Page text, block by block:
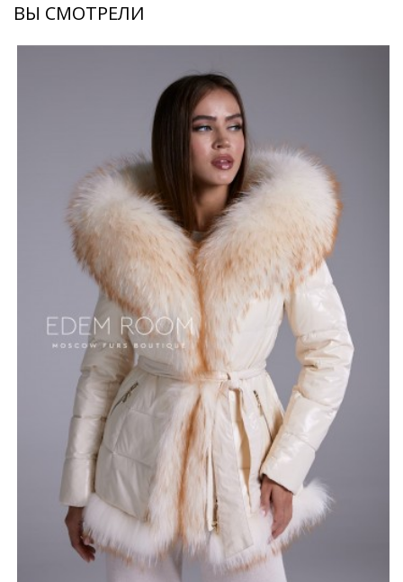
невесомый, отлично отталкивает влагу и сохраняет
всё тепло внутри.
Куртка застегивается на длинную молнию золотого
цвета, она же используется для функционала
карманов. Отделения мало заметны, карманы скрыты и
практические не выделяются. Об их наличии говорят
только декоративные молнии, которые прекрасно
сочетаются с фактурой ткани taffeta. Из нее же
выполнен пояс, идущий в комплекте.
Пуховик представлен в цветах ваниль, кэмел и чёрный.
В качестве дополнения используется мех енота с
длинным и плотным ворсом. Длина изделия 70 см до
середины бедра. Размерный ряд от 42 до 54.
*описание несет информационный характер, состав и
правила ухода могут быть изменены производителем
ВЫ СМОТРЕЛИ